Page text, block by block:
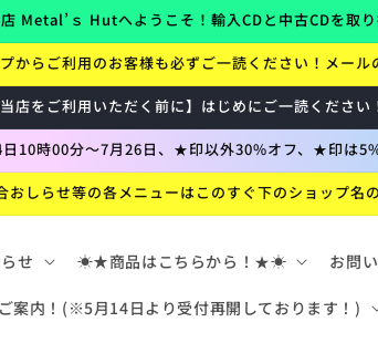
Metal’ｓ Hutへようこそ！輸入CDと中古CDを取り
からご利用のお客様も必ずご一読ください！メール
当店をご利用いただく前に】はじめにご一読ください
10時00分～7月26日、★印以外30%オフ、★印は
しらせ等の各メニューはこのすぐ下のショップ名の
せ ☀★商品はこちらから！★☀ お問
案内！(※5月14日より受付再開しております！)